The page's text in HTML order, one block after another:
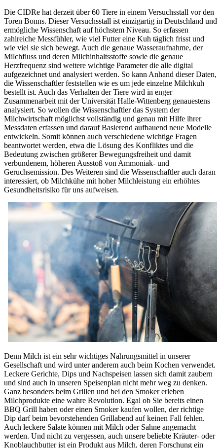
Die CIDRe hat derzeit über 60 Tiere in einem Versuchsstall vor den
Toren Bonns. Dieser Versuchsstall ist einzigartig in Deutschland und
ermögliche Wissenschaft auf höchstem Niveau. So erfassen
zahlreiche Messfühler, wie viel Futter eine Kuh täglich frisst und
wie viel sie sich bewegt. Auch die genaue Wasseraufnahme, der
Milchfluss und deren Milchinhaltsstoffe sowie die genaue
Herzfrequenz sind weitere wichtige Parameter die alle digital
aufgezeichnet und analysiert werden. So kann Anhand dieser Daten,
die Wissenschaftler feststellen wie es um jede einzelne Milchkuh
bestellt ist. Auch das Verhalten der Tiere wird in enger
Zusammenarbeit mit der Universität Halle-Wittenberg genauestens
analysiert. So wollen die Wissenschaftler das System der
Milchwirtschaft möglichst vollständig und genau mit Hilfe ihrer
Messdaten erfassen und darauf Basierend aufbauend neue Modelle
entwickeln. Somit können auch verschiedene wichtige Fragen
beantwortet werden, etwa die Lösung des Konfliktes und die
Bedeutung zwischen größerer Bewegungsfreiheit und damit
verbundenem, höheren Ausstoß von Ammoniak- und
Geruchsemission. Des Weiteren sind die Wissenschaftler auch daran
interessiert, ob Milchkühe mit hoher Milchleistung ein erhöhtes
Gesundheitsrisiko für uns aufweisen.
Denn Milch ist ein sehr wichtiges Nahrungsmittel in unserer
Gesellschaft und wird unter anderem auch beim Kochen verwendet.
Leckere Gerichte, Dips und Nachspeisen lassen sich damit zaubern
und sind auch in unseren Speisenplan nicht mehr weg zu denken.
Ganz besonders beim Grillen und bei den Smoker erleben
Milchprodukte eine wahre Revolution. Egal ob Sie bereits einen
BBQ Grill haben oder einen Smoker kaufen wollen, der richtige
Dip darf beim bevorstehenden Grillabend auf keinen Fall fehlen.
Auch leckere Salate können mit Milch oder Sahne angemacht
werden. Und nicht zu vergessen, auch unsere beliebte Kräuter- oder
Knoblauchbutter ist ein Produkt aus Milch, deren Forschung ein